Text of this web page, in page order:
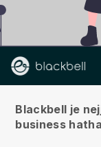
Blackbell je
business